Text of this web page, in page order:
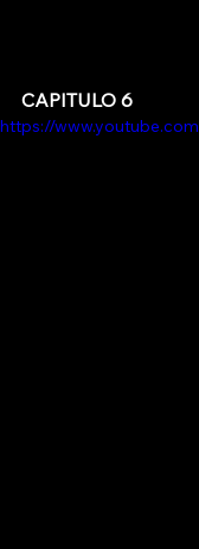
CAPITULO 6
https://